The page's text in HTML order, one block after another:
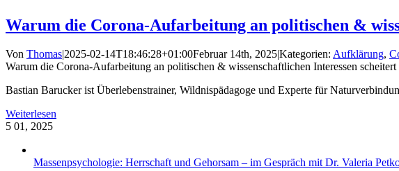
Warum die Corona-Aufarbeitung an politischen &
Von Thomas2025-02-14T18:46:28+01:00Februar 14th, 2025Kategorien: Aufklärung,
Warum die Corona-Aufarbeitung an politischen & wissenschaftlichen Interessen
Bastian Barucker ist Überlebenstrainer, Wildnispädagoge und Experte für
Weiterlesen
5 01, 2025
Massenpsychologie: Herrschaft und Gehorsam – im Gespräch mit Dr. Valeria